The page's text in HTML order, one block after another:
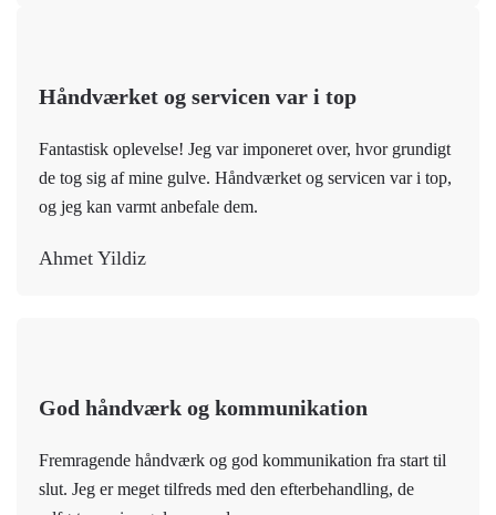
Håndværket og servicen var i top
Fantastisk oplevelse! Jeg var imponeret over, hvor grundigt
de tog sig af mine gulve. Håndværket og servicen var i top,
og jeg kan varmt anbefale dem.
Ahmet Yildiz
God håndværk og kommunikation
Fremragende håndværk og god kommunikation fra start til
slut. Jeg er meget tilfreds med den efterbehandling, de